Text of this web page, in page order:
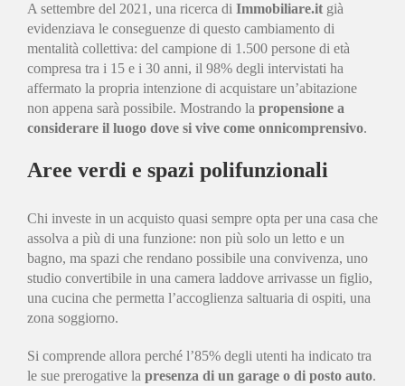
A settembre del 2021, una ricerca di Immobiliare.it già
evidenziava le conseguenze di questo cambiamento di
mentalità collettiva: del campione di 1.500 persone di età
compresa tra i 15 e i 30 anni, il 98% degli intervistati ha
affermato la propria intenzione di acquistare un’abitazione
non appena sarà possibile. Mostrando la propensione a
considerare il luogo dove si vive come onnicomprensivo.
Aree verdi e spazi polifunzionali
Chi investe in un acquisto quasi sempre opta per una casa che
assolva a più di una funzione: non più solo un letto e un
bagno, ma spazi che rendano possibile una convivenza, uno
studio convertibile in una camera laddove arrivasse un figlio,
una cucina che permetta l’accoglienza saltuaria di ospiti, una
zona soggiorno.
Si comprende allora perché l’85% degli utenti ha indicato tra
le sue prerogative la presenza di un garage o di posto auto.